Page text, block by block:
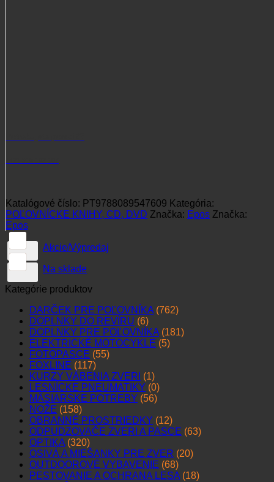
Katalógové číslo: PT9788089547609 Kategória:
POĽOVNÍCKE KNIHY, CD, DVD Značka: Epos Značka:
Epos
Akcie/Výpredaj
Na sklade
Kategórie produktov
DARČEK PRE POĽOVNÍKA (762)
DOPLNKY DO REVÍRU (6)
DOPLNKY PRE POĽOVNÍKA (181)
ELEKTRICKÉ MOTOCYKLE (5)
FOTOPASCE (55)
FOXLINE (117)
KURZY VÁBENIA ZVERI (1)
LESNÍCKE PNEUMATIKY (0)
MÄSIARSKE POTREBY (56)
NOŽE (158)
OBRANNÉ PROSTRIEDKY (12)
ODPUDZOVAČE ZVERI A PASCE (63)
OPTIKA (320)
OSIVÁ A MIEŠANKY PRE ZVER (20)
OUTDOOROVÉ VYBAVENIE (68)
PESTOVANIE A OCHRANA LESA (18)